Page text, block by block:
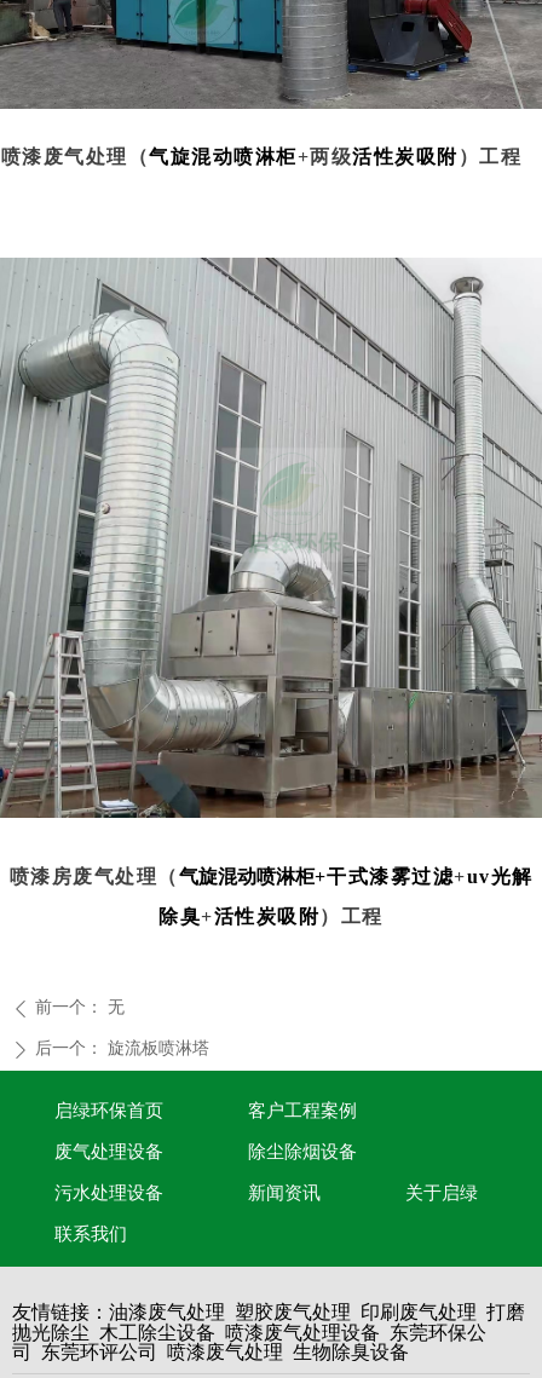
喷漆废气处理（气旋混动喷淋柜+两级活性炭吸附）工程
喷漆房废气处理（气旋混动喷淋柜+干式漆雾过滤+uv光解
除臭+活性炭吸附）工程
ꄴ 前一个： 无
ꄲ 后一个： 旋流板喷淋塔
友情链接： 油漆废气处理 塑胶废气处理 印刷废气处理 打磨
抛光除尘 木工除尘设备 喷漆废气处理设备 东莞环保公
司 东莞环评公司 喷漆废气处理 生物除臭设备
启绿环保首页 客户工程案例
废气处理设备 除尘除烟设备
污水处理设备 新闻资讯 关于启绿
联系我们